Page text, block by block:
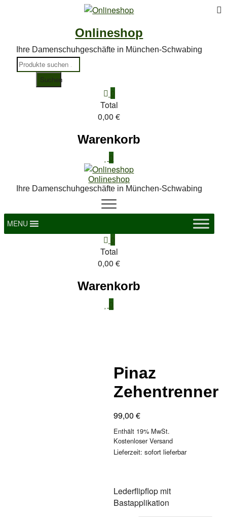
Onlineshop
Ihre Damenschuhgeschäfte in München-Schwabing
Suchen
nach: Suchen
Total
0,00 €
Warenkorb
Onlineshop
Ihre Damenschuhgeschäfte in München-Schwabing
MENU
Total
0,00 €
Warenkorb
Pinaz
Zehentrenner
99,00 €
Enthält 19% MwSt.
Kostenloser Versand
Lieferzeit: sofort lieferbar
Lederflipflop mit
Bastapplikation